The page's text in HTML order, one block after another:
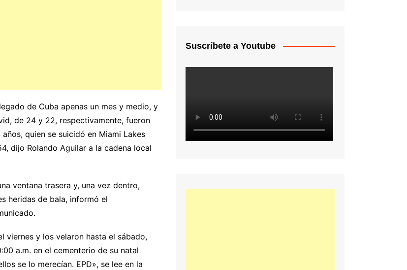
de Cuba apenas un mes y medio, y
de 24 y 22, respectivamente, fueron
quien se suicidó en Miami Lakes
dijo Rolando Aguilar a la cadena local
ventana trasera y, una vez dentro,
heridas de bala, informó el
viernes y los velaron hasta el sábado,
a.m. en el cementerio de su natal
se lo merecían. EPD», se lee en la
Suscríbete a Youtube